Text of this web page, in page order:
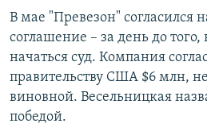
В мае "Превезон" согласился
соглашение – за день до
начаться суд. Компания
правительству США $6 млн,
виновной. Весельницкая
победой.